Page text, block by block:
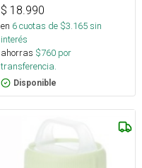
$ 18.990
en 6cuotas de $3.165sin
interés
ahorras $760 por
transferencia.
Disponible